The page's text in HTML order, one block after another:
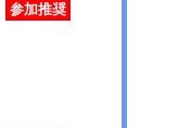
参加推奨